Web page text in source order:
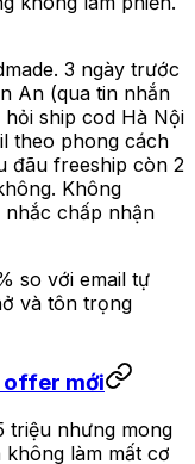
3 ngày trước
An (qua tin nhắn
ship cod Hà Nội
theo phong cách
đãu freeship còn 2
Không
nhắc chấp nhận
so với email tự
và tôn trọng
offer mới
triệu nhưng mong
làm mất cơ